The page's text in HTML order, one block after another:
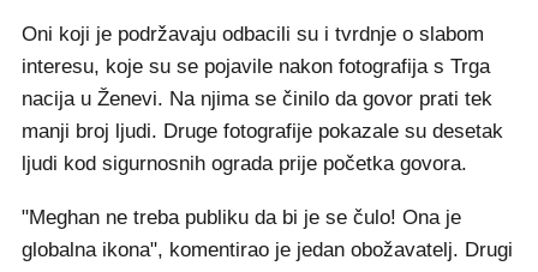
Oni koji je podržavaju odbacili su i tvrdnje o slabom
interesu, koje su se pojavile nakon fotografija s Trga
nacija u Ženevi. Na njima se činilo da govor prati tek
manji broj ljudi. Druge fotografije pokazale su desetak
ljudi kod sigurnosnih ograda prije početka govora.
"Meghan ne treba publiku da bi je se čulo! Ona je
globalna ikona", komentirao je jedan obožavatelj. Drugi